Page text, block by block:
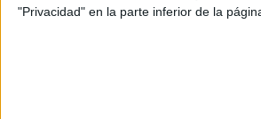
"Privacidad" en la parte inferior de la